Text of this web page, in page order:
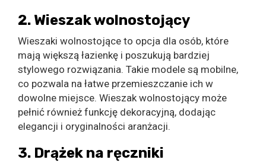
2. Wieszak wolnostojący
Wieszaki wolnostojące to opcja dla osób, które
mają większą łazienkę i poszukują bardziej
stylowego rozwiązania. Takie modele są mobilne,
co pozwala na łatwe przemieszczanie ich w
dowolne miejsce. Wieszak wolnostojący może
pełnić również funkcję dekoracyjną, dodając
elegancji i oryginalności aranżacji.
3. Drążek na ręczniki